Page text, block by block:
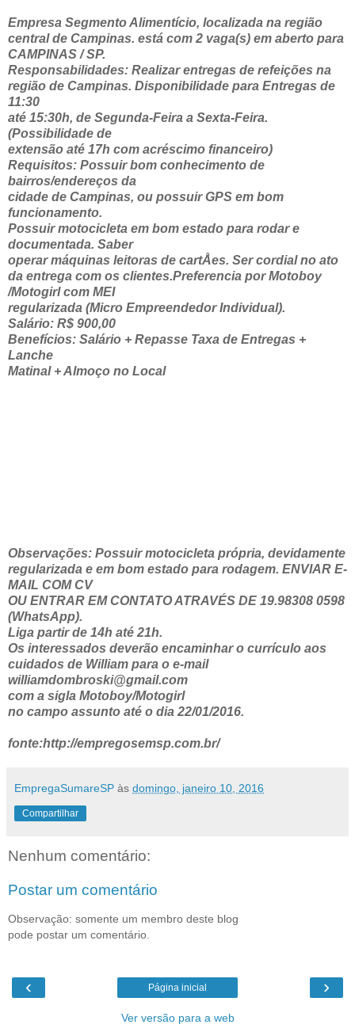
Empresa Segmento Alimentício, localizada na região
central de Campinas. está com 2 vaga(s) em aberto para
CAMPINAS / SP.
Responsabilidades: Realizar entregas de refeições na
região de Campinas. Disponibilidade para Entregas de
11:30
até 15:30h, de Segunda-Feira a Sexta-Feira.
(Possibilidade de
extensão até 17h com acréscimo financeiro)
Requisitos: Possuir bom conhecimento de
bairros/endereços da
cidade de Campinas, ou possuir GPS em bom
funcionamento.
Possuir motocicleta em bom estado para rodar e
documentada. Saber
operar máquinas leitoras de cartÅes. Ser cordial no ato
da entrega com os clientes.Preferencia por Motoboy
/Motogirl com MEI
regularizada (Micro Empreendedor Individual).
Salário: R$ 900,00
Benefícios: Salário + Repasse Taxa de Entregas +
Lanche
Matinal + Almoço no Local
Observações: Possuir motocicleta própria, devidamente
regularizada e em bom estado para rodagem. ENVIAR E-
MAIL COM CV
OU ENTRAR EM CONTATO ATRAVÉS DE 19.98308 0598
(WhatsApp).
Liga partir de 14h até 21h.
Os interessados deverão encaminhar o currículo aos
cuidados de William para o e-mail
williamdombroski@gmail.com
com a sigla Motoboy/Motogirl
no campo assunto até o dia 22/01/2016.
fonte:http://empregosemsp.com.br/
EmpregaSumareSP às domingo, janeiro 10, 2016
Compartilhar
Nenhum comentário:
Postar um comentário
Observação: somente um membro deste blog
pode postar um comentário.
‹ ›
Página inicial
Ver versão para a web